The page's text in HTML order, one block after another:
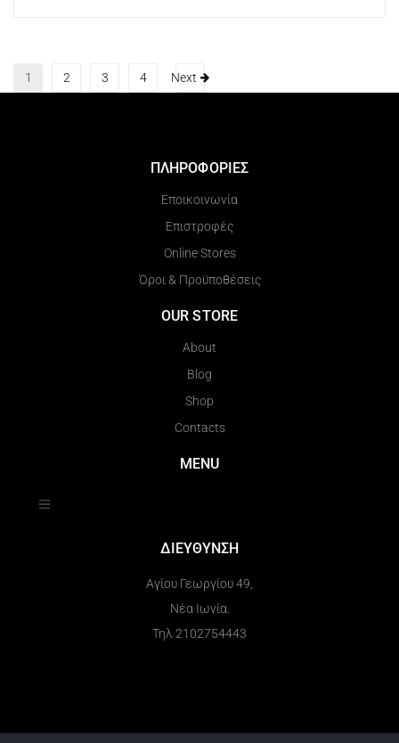
1 2 3 4 Next
ΠΛΗΡΟΦΟΡΙΕΣ
Εποικοινωνία
Επιστροφές
Online Stores
Όροι & Προϋποθέσεις
OUR STORE
About
Blog
Shop
Contacts
MENU
ΔΙΕΥΘΥΝΣΗ
Αγίου Γεωργίου 49,
Νέα Ιωνία.
Τηλ 2102754443